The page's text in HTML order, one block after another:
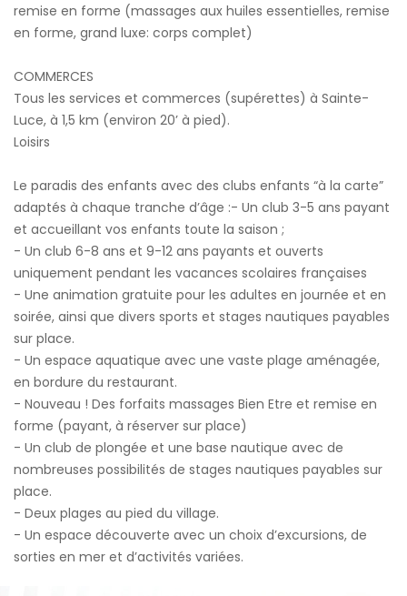
remise en forme (massages aux huiles essentielles, remise
en forme, grand luxe: corps complet)
COMMERCES
Tous les services et commerces (supérettes) à Sainte-
Luce, à 1,5 km (environ 20’ à pied).
Loisirs
Le paradis des enfants avec des clubs enfants “à la carte”
adaptés à chaque tranche d’âge :- Un club 3-5 ans payant
et accueillant vos enfants toute la saison ;
- Un club 6-8 ans et 9-12 ans payants et ouverts
uniquement pendant les vacances scolaires françaises
- Une animation gratuite pour les adultes en journée et en
soirée, ainsi que divers sports et stages nautiques payables
sur place.
- Un espace aquatique avec une vaste plage aménagée,
en bordure du restaurant.
- Nouveau ! Des forfaits massages Bien Etre et remise en
forme (payant, à réserver sur place)
- Un club de plongée et une base nautique avec de
nombreuses possibilités de stages nautiques payables sur
place.
- Deux plages au pied du village.
- Un espace découverte avec un choix d’excursions, de
sorties en mer et d’activités variées.